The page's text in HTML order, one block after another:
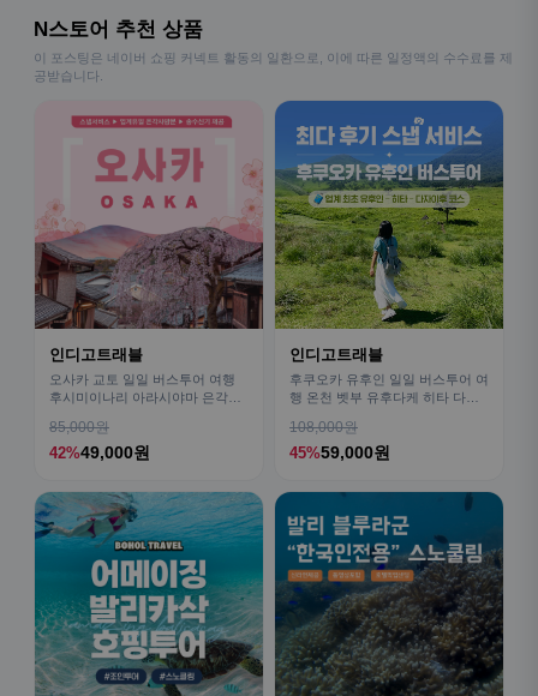
N스토어 추천 상품
이 포스팅은 네이버 쇼핑 커넥트 활동의 일환으로, 이에 따른 일정액의 수수료를 제
공받습니다.
인디고트래블
오사카 교토 일일 버스투어 여행
후시미이나리 아라시야마 은각사
85,000원
42%49,000원
인디고트래블
후쿠오카 유후인 일일 버스투어 여
행 온천 벳부 유후다케 히타 다자
108,000원
45%59,000원